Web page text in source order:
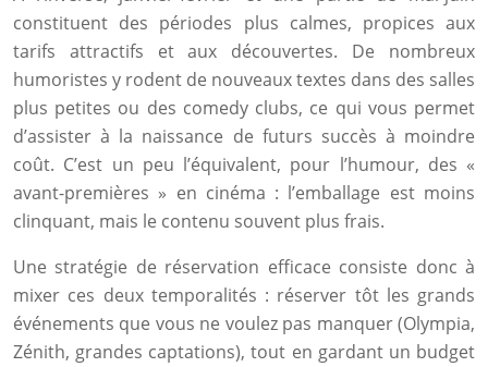
constituent des périodes plus calmes, propices aux
tarifs attractifs et aux découvertes. De nombreux
humoristes y rodent de nouveaux textes dans des salles
plus petites ou des comedy clubs, ce qui vous permet
d’assister à la naissance de futurs succès à moindre
coût. C’est un peu l’équivalent, pour l’humour, des «
avant-premières » en cinéma : l’emballage est moins
clinquant, mais le contenu souvent plus frais.
Une stratégie de réservation efficace consiste donc à
mixer ces deux temporalités : réserver tôt les grands
événements que vous ne voulez pas manquer (Olympia,
Zénith, grandes captations), tout en gardant un budget